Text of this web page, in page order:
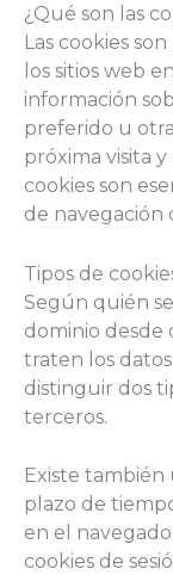
¿Qué son las
Las cookies
los sitios web
información
preferido u
próxima visita y
cookies son
de navegación
Tipos de
Según quién
dominio desde
traten los
distinguir dos
terceros.
Existe también
plazo de
en el
cookies de